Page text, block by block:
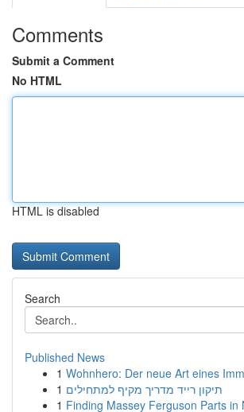
Comments
Submit a Comment
No HTML
HTML is disabled
Search
Published News
1 Wohnhero: Der neue Art eines
1 תיקון רייד מדריך מקיף למתחילים
1 Finding Massey Ferguson Parts in